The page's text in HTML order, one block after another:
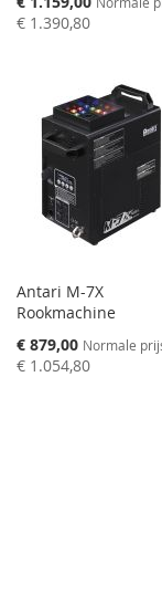
prijs
€ 1.390,80
Antari M-7X
Rookmachine
Speciale
prijs
€ 879,00 Normale
€ 1.054,80